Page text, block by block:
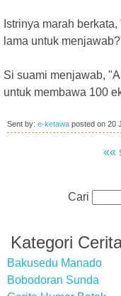
Istrinya marah
lama untuk
Si suami menjawab,
untuk membawa 100
Sent by: e-ketawa posted on 20
««
Cari
Kategori
Bakusedu Manado
Bobodoran Sunda